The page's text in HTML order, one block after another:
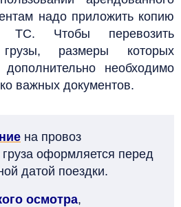
надо приложить копию
ТС. Чтобы перевозить
грузы, размеры которых
необходимо
важных документов.
на провоз
груза оформляется перед
датой поездки.
осмотра,